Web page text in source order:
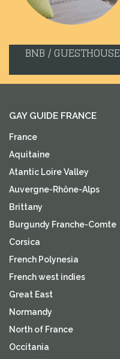
BNB / GUESTHOUSE
GAY GUIDE FRANCE
France
Aquitaine
Atantic Loire Valley
Auvergne-Rhône-Alps
Brittany
Burgundy Franche-Comte
Corsica
French Polynesia
French west indies
Great East
Normandy
North of France
Occitania